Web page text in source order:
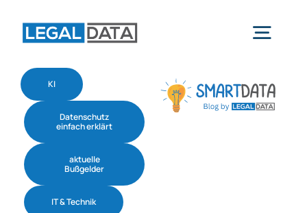
Home
Services
KI
Datenschutz
einfach erklärt
aktuelle
Bußgelder
IT & Technik